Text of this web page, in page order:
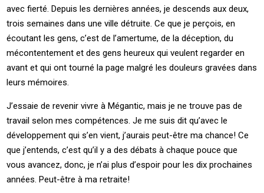
avec fierté. Depuis les dernières années, je descends aux deux,
trois semaines dans une ville détruite. Ce que je perçois, en
écoutant les gens, c’est de l’amertume, de la déception, du
mécontentement et des gens heureux qui veulent regarder en
avant et qui ont tourné la page malgré les douleurs gravées dans
leurs mémoires.
J’essaie de revenir vivre à Mégantic, mais je ne trouve pas de
travail selon mes compétences. Je me suis dit qu’avec le
développement qui s’en vient, j’aurais peut-être ma chance! Ce
que j’entends, c’est qu’il y a des débats à chaque pouce que
vous avancez, donc, je n’ai plus d’espoir pour les dix prochaines
années. Peut-être à ma retraite!